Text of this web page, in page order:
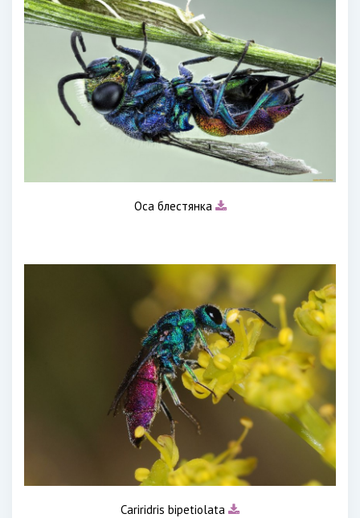
Оса блестянка
Cariridris bipetiolata